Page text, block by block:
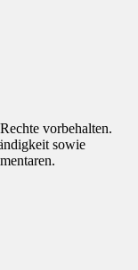
vorbehalten.
sowie